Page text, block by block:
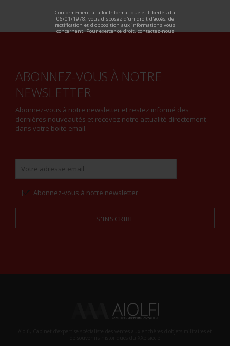
Conformément à la loi Informatique et Libertés du
06/01/1978, vous disposez d'un droit d'accès, de
rectification et d'opposition aux informations vous
concernant. Pour exercer ce droit, contactez-nous
ABONNEZ-VOUS À NOTRE
NEWSLETTER
Abonnez-vous à notre newsletter et restez informé des
dernières nouveautés et recevez notre actualité directement
dans votre boite email.
Abonnez-vous à notre newsletter
S'INSCRIRE